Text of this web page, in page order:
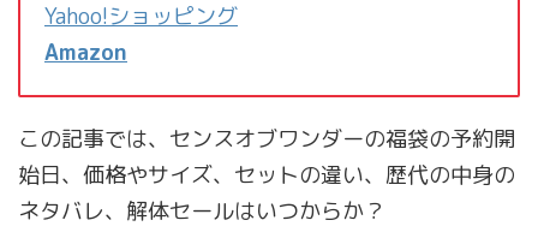
Yahoo!ショッピング
Amazon
この記事では、センスオブワンダーの福袋の予約開
始日、価格やサイズ、セットの違い、歴代の中身の
ネタバレ、解体セールはいつからか？